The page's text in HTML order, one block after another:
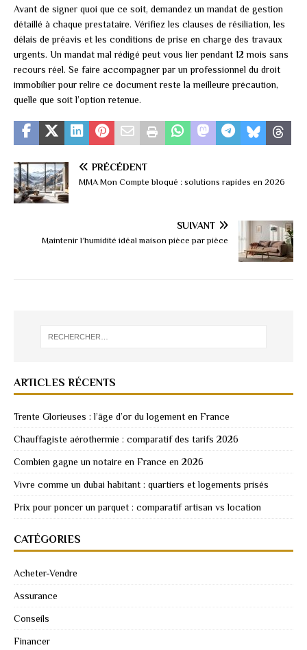
Avant de signer quoi que ce soit, demandez un mandat de gestion
détaillé à chaque prestataire. Vérifiez les clauses de résiliation, les
délais de préavis et les conditions de prise en charge des travaux
urgents. Un mandat mal rédigé peut vous lier pendant 12 mois sans
recours réel. Se faire accompagner par un professionnel du droit
immobilier pour relire ce document reste la meilleure précaution,
quelle que soit l’option retenue.
PRÉCÉDENT
MMA Mon Compte bloqué : solutions rapides en 2026
SUIVANT
Maintenir l’humidité idéal maison pièce par pièce
ARTICLES RÉCENTS
Trente Glorieuses : l’âge d’or du logement en France
Chauffagiste aérothermie : comparatif des tarifs 2026
Combien gagne un notaire en France en 2026
Vivre comme un dubai habitant : quartiers et logements prisés
Prix pour poncer un parquet : comparatif artisan vs location
CATÉGORIES
Acheter-Vendre
Assurance
Conseils
Financer